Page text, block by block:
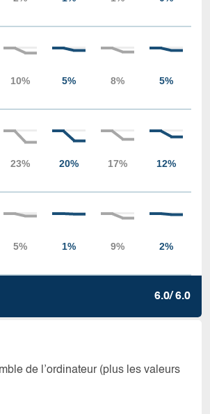
6.0/ 6.0
de l’ordinateur (plus les valeurs